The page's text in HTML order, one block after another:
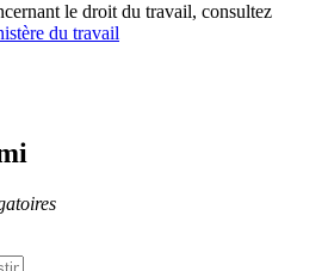
le droit du travail, consultez
du travail